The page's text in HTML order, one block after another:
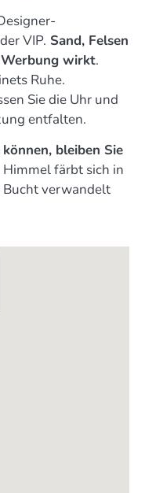
VIP. Sand, Felsen
Werbung wirkt.
Ruhe.
Sie die Uhr und
entfalten.
bleiben Sie
Himmel färbt sich in
Bucht verwandelt